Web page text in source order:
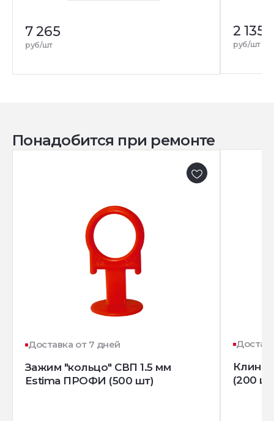
7 265
руб/шт
2 135
руб/шт
Понадобится при ремонте
Доставка от 7 дней
Зажим "кольцо" СВП 1.5 мм
Estima ПРОФИ (500 шт)
Клин
(200